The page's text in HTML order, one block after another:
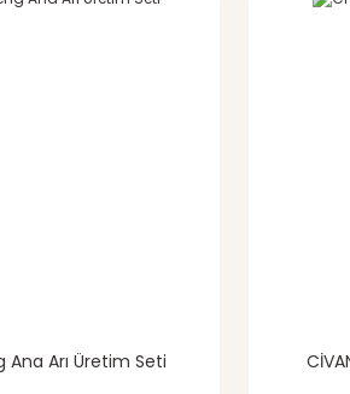
Ana Arı Üretim Seti